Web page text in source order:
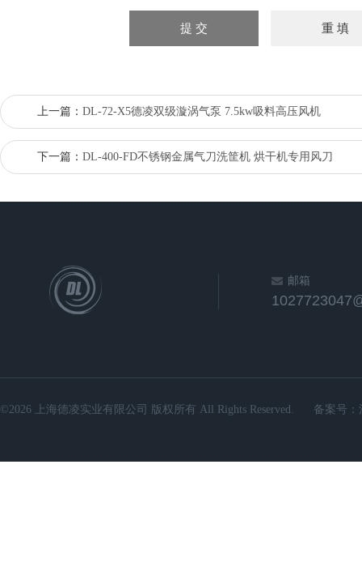
上一篇： DL-72-X5德凌双级漩涡气泵 7.5kw吸料高压风机
下一篇： DL-400-FD不锈钢金属气刀洗筐机 烘干机专用风刀
邮箱
©2026 上海德凌实业有限公司 版权所有 All Rights Reserved. 备案号：